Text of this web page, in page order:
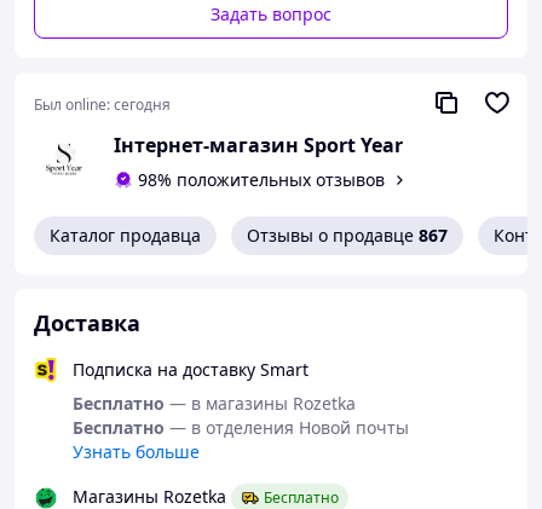
Задать вопрос
Был online:сегодня
Інтернет-магазин Sport Year
98% положительных отзывов
Каталог продавца Отзывы о продавце 867
Доставка
Подписка на доставку Smart
Бесплатно — в магазины Rozetka
Бесплатно — в отделения Новой почты
Узнать больше
Магазины Rozetka
Бесплатно